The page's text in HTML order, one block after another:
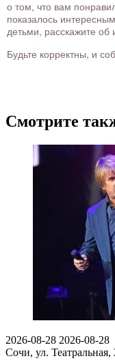
о том, что вам
показалось
детьми, расскажите об
Будьте корректны, и
Смотрите
2026-08-28 2026-08-28
Сочи, ул. Театральная,